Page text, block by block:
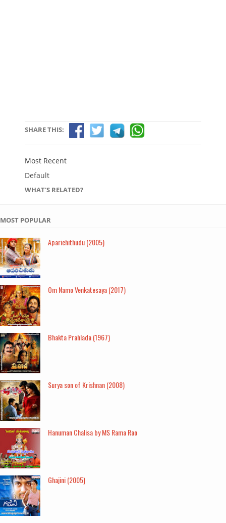
SHARE THIS:
Most Recent
Default
WHAT'S RELATED?
MOST POPULAR
Aparichithudu (2005)
Om Namo Venkatesaya (2017)
Bhakta Prahlada (1967)
Surya son of Krishnan (2008)
Hanuman Chalisa by MS Rama Rao
Ghajini (2005)